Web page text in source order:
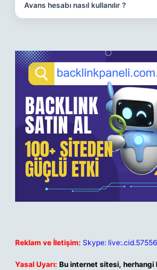
Avans hesabı nasıl kullanılır ?
Reklam ve İletişim: Skype:
Yasal Uyarı: Bu internet sitesi, herhangi